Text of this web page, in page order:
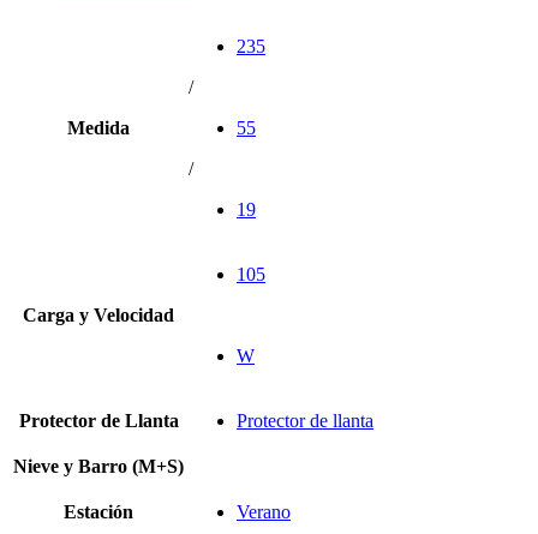
Medida
235
/
55
/
19
Carga y Velocidad
105
W
Protector de Llanta Protector de llanta
Nieve y Barro (M+S)
Estación Verano